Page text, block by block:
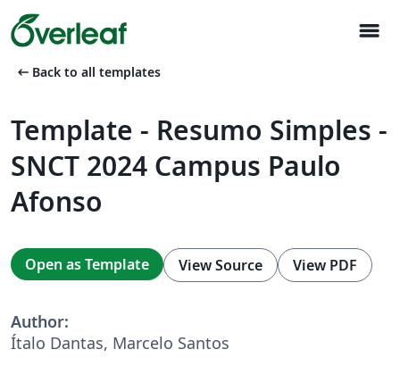
menu
arrow_left_alt Back to all templates
Template - Resumo Simples -
SNCT 2024 Campus Paulo
Afonso
Open as Template View Source View PDF
Author:
Ítalo Dantas, Marcelo Santos